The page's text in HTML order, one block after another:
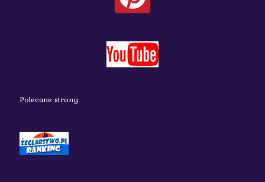
Polecane strony